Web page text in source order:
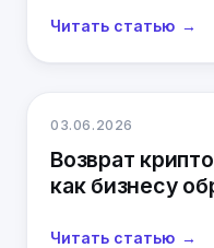
Читать статью
03.06.2026
Возврат
как бизнесу
Читать статью